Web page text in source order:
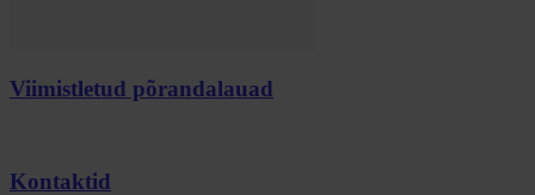
Viimistletud põrandalauad
Kontaktid